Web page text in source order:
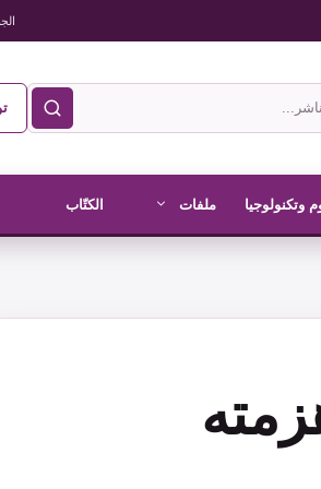
وتكنولوجيا ملفات الكتّاب
هزمته